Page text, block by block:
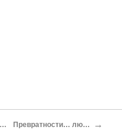
Все смешалось в Средиземноморье… Превратности… любви →